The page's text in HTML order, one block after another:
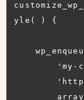
yle( ) {
    wp_enqueue_style (